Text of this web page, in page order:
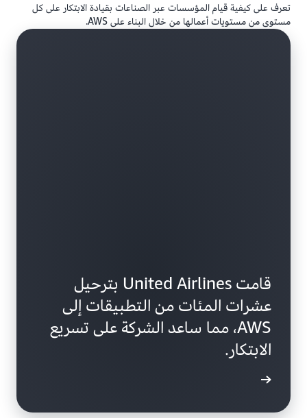
تعرف على كيفية قيام المؤسسات عبر الصناعات بقيادة الابتكار على كل
مستوى من مستويات أعمالها من خلال البناء على AWS.
قامت United Airlines بترحيل
عشرات المئات من التطبيقات إلى
AWS، مما ساعد الشركة على تسريع
الابتكار.